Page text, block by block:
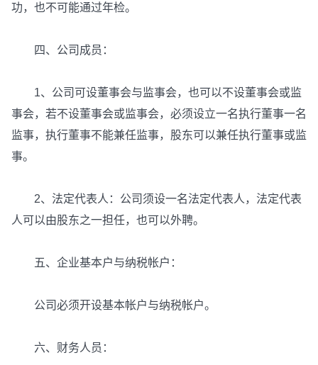
功，也不可能通过年检。
四、公司成员：
1、公司可设董事会与监事会，也可以不设董事会或监
事会，若不设董事会或监事会，必须设立一名执行董事一名
监事，执行董事不能兼任监事，股东可以兼任执行董事或监
事。
2、法定代表人：公司须设一名法定代表人，法定代表
人可以由股东之一担任，也可以外聘。
五、企业基本户与纳税帐户：
公司必须开设基本帐户与纳税帐户。
六、财务人员：